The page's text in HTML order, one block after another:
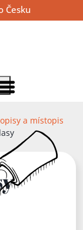
Česku
položky menu
a místopis